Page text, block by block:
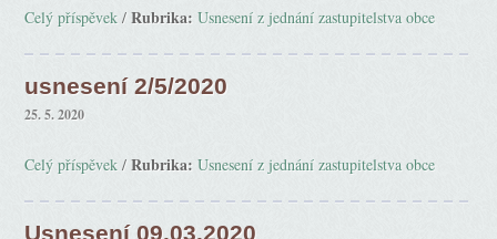
Celý příspěvek /Rubrika: Usnesení z jednání zastupitelstva obce
usnesení 2/5/2020
25. 5. 2020
Celý příspěvek /Rubrika: Usnesení z jednání zastupitelstva obce
Usnesení 09.03.2020